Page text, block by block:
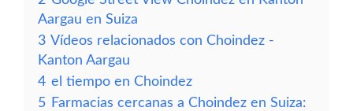
Aargau en Suiza
3 Vídeos relacionados con Choindez -
Kanton Aargau
4 el tiempo en Choindez
5 Farmacias cercanas a Choindez en Suiza: